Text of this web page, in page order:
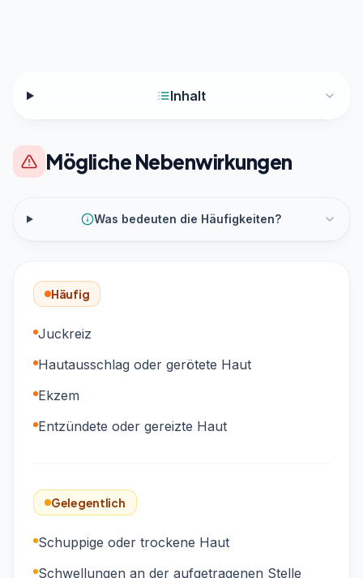
Inhalt
Mögliche Nebenwirkungen
Was bedeuten die Häufigkeiten?
Häufig
Juckreiz
Hautausschlag oder gerötete Haut
Ekzem
Entzündete oder gereizte Haut
Gelegentlich
Schuppige oder trockene Haut
Schwellungen an der aufgetragenen Stelle